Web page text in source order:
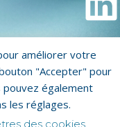
améliorer votre
"Accepter" pour
également
les réglages.
des cookies